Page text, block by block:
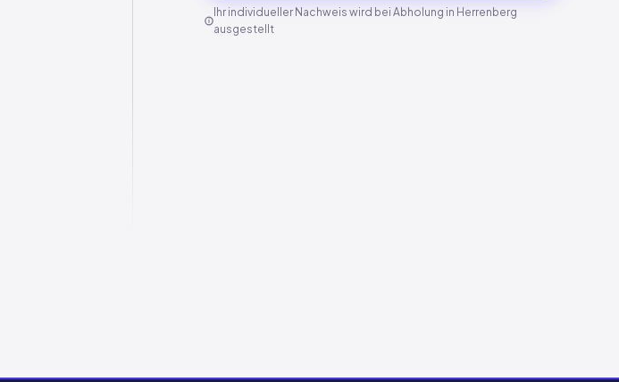
Ihr individueller Nachweis wird bei Abholung in Herrenberg
ausgestellt